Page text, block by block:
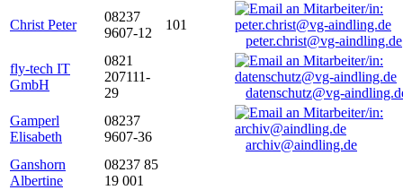
Christ Peter
08237
9607-12
101
peter.christ@vg-aindling.de
fly-tech IT
GmbH
0821
207111-
29
datenschutz@vg-
Gamperl
Elisabeth
08237
9607-36
archiv@aindling.de
Ganshorn
Albertine
08237 85
19 001